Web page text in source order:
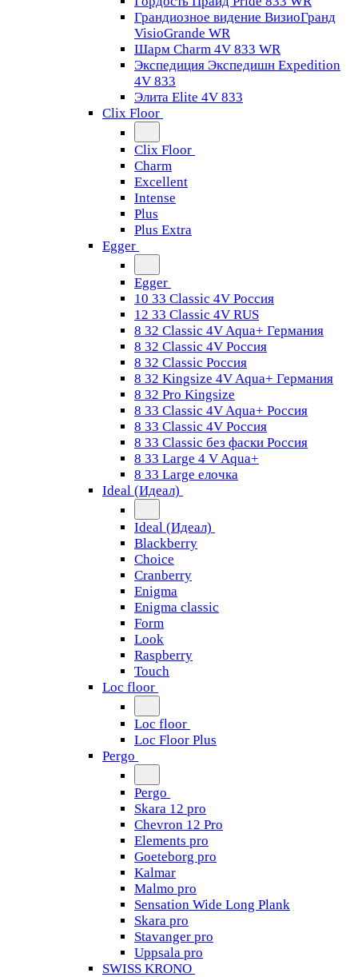
Грандиозное видение ВизиоГранд
VisioGrande WR
Шарм Charm 4V 833 WR
Экспедиция Экспедишн Expedition
4V 833
Элита Elite 4V 833
Clix Floor
Clix Floor
Charm
Excellent
Intense
Plus
Plus Extra
Egger
Egger
10 33 Classic 4V Россия
12 33 Classic 4V RUS
8 32 Classic 4V Aqua+ Германия
8 32 Classic 4V Россия
8 32 Classic Россия
8 32 Kingsize 4V Aqua+ Германия
8 32 Pro Kingsize
8 33 Classic 4V Aqua+ Россия
8 33 Classic 4V Россия
8 33 Classic без фаски Россия
8 33 Large 4 V Aqua+
8 33 Large елочка
Ideal (Идеал)
Ideal (Идеал)
Blackberry
Choice
Cranberry
Enigma
Enigma classic
Form
Look
Raspberry
Touch
Loc floor
Loc floor
Loc Floor Plus
Pergo
Pergo
Skara 12 pro
Chevron 12 Pro
Elements pro
Goeteborg pro
Kalmar
Malmo pro
Sensation Wide Long Plank
Skara pro
Stavanger pro
Uppsala pro
SWISS KRONO